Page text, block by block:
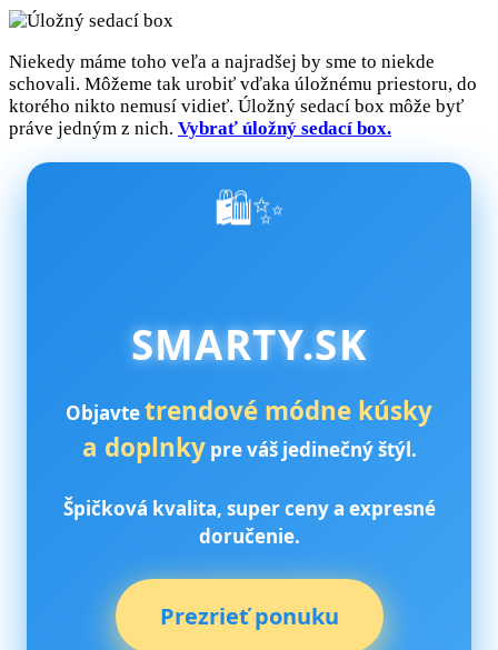
Niekedy máme toho veľa a najradšej by sme to niekde
schovali. Môžeme tak urobiť vďaka úložnému priestoru, do
ktorého nikto nemusí vidieť. Úložný sedací box môže byť
práve jedným z nich. Vybrať úložný sedací box.
🛍️✨
SMARTY.SK
Objavtetrendové módne kúsky
a doplnkypre váš jedinečný štýl.
Špičková kvalita, super ceny a expresné
doručenie.
Prezrieť ponuku